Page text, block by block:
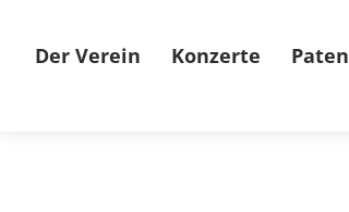
Der Verein Konzerte Paten